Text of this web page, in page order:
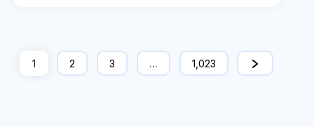
1 2 3 … 1,023